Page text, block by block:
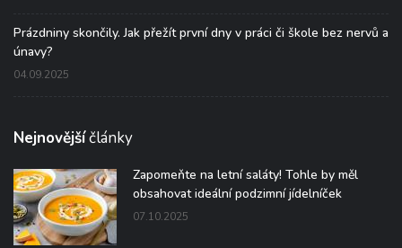
Prázdniny skončily. Jak přežít první dny v práci či škole bez nervů a
únavy?
04.09.2025
Nejnovějšíčlánky
Zapomeňte na letní saláty! Tohle by měl
obsahovat ideální podzimní jídelníček
07.10.2025